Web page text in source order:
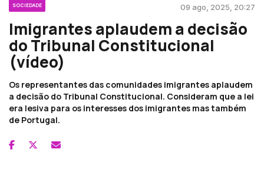
SOCIEDADE 09 ago, 2025, 20:27
Imigrantes aplaudem a decisão
do Tribunal Constitucional
(vídeo)
Os representantes das comunidades imigrantes aplaudem
a decisão do Tribunal Constitucional. Consideram que a lei
era lesiva para os interesses dos imigrantes mas também
de Portugal.